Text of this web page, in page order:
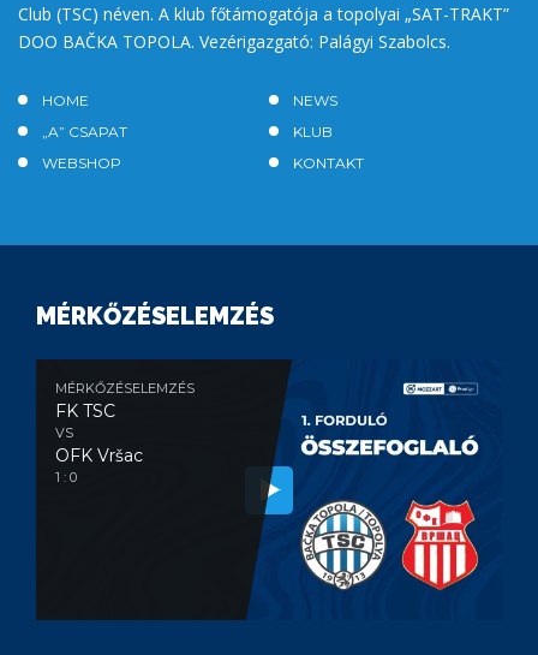
Club (TSC) néven. A klub főtámogatója a topolyai „SAT-TRAKT”
DOO BAČKA TOPOLA. Vezérigazgató: Palágyi Szabolcs.
HOME
NEWS
„A” CSAPAT
KLUB
WEBSHOP
KONTAKT
MÉRKŐZÉSELEMZÉS
MÉRKŐZÉSELEMZÉS
FK TSC
VS
OFK Vršac
1 : 0